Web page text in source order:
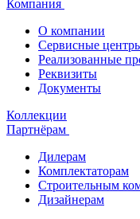
Компания
О компании
Сервисные
Реализованные
Реквизиты
Документы
Коллекции
Партнёрам
Дилерам
Комплектаторам
Строительным
Дизайнерам